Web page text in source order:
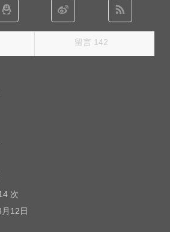
留言 142
次
12日